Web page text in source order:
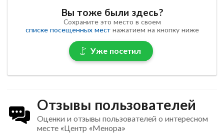
Вы тоже были здесь?
Сохраните это место в своем
списке посещенных местнажатием на кнопку ниже
Уже посетил
Отзывы пользователей
Оценки и отзывы пользователей о интересном
месте «Центр «Менора»